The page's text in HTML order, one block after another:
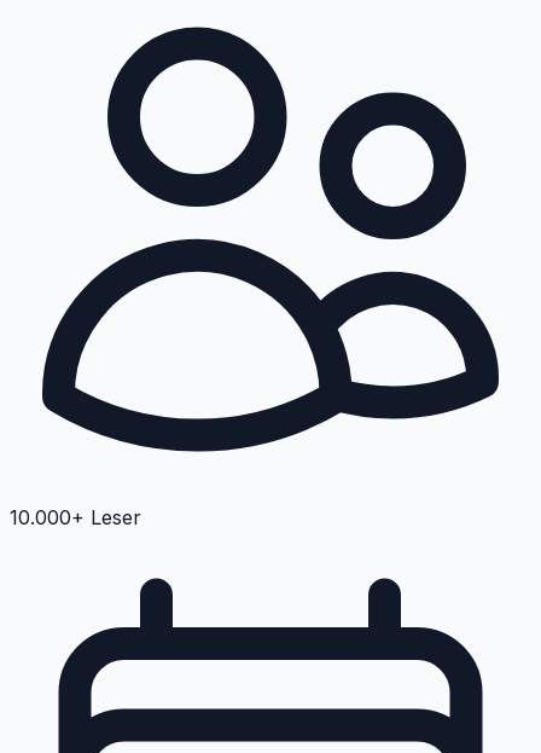
10.000+ Leser